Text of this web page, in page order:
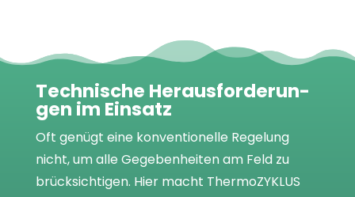
Tech­ni­sche Her­aus­for­de­run­
gen im Ein­satz
Oft genügt eine kon­ven­tio­nelle Rege­lung
nicht, um alle Gege­ben­hei­ten am Feld zu
brück­sich­ti­gen. Hier macht ThermoZYKLUS